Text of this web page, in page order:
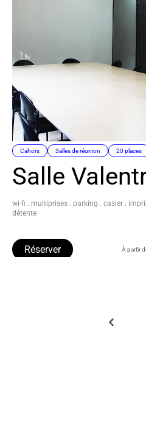
Cahors Salles de réunion 20 places
Salle
wi-fi . multiprises . parking . casier .
détente
À partir
Réserver